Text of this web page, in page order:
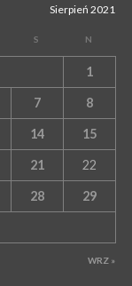
Sierpień 2021
S N
WRZ »
1
7 8
14 15
21 22
28 29